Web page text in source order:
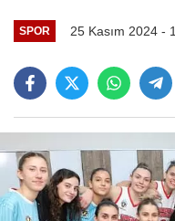
SPOR 25 Kasım 2024 -